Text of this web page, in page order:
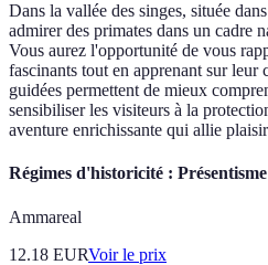
Dans la vallée des singes, située
admirer des primates dans un cadre
Vous aurez l'opportunité de vous
fascinants tout en apprenant sur leur
guidées permettent de mieux
sensibiliser les visiteurs à la
aventure enrichissante qui allie
Régimes d'historicité :
Ammareal
12.18 EURVoir le prix